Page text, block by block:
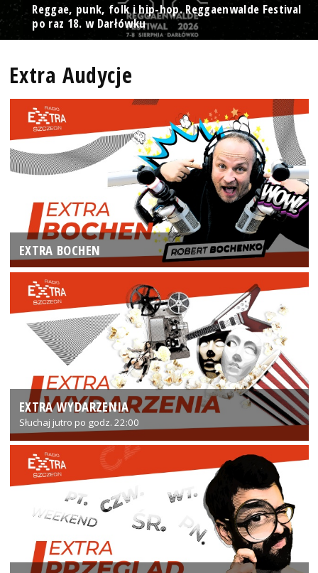
Reggae, punk, folk i hip-hop. Reggaenwalde Festival
po raz 18. w Darłówku
Extra Audycje
EXTRA BOCHEN
EXTRA WYDARZENIA
Słuchaj jutro po godz. 22:00